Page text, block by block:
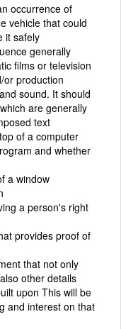
occurrence of
vehicle that could
it safely
generally
films or television
or production
sound. It should
are generally
text
of a computer
and whether
a window
a person's right
provides proof of
that not only
other details
upon This will be
and interest on that